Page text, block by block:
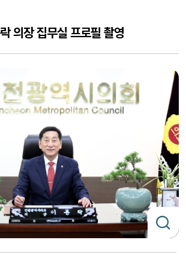
의장 집무실 프로필 촬영